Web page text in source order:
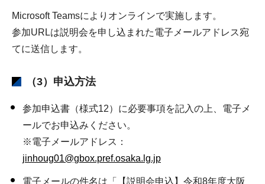
Microsoft Teamsによりオンラインで実施します。
参加URLは説明会を申し込まれた電子メールアドレス宛
てに送信します。
（3）申込方法
参加申込書（様式12）に必要事項を記入の上、電子メ
ールでお申込みください。
※電子メールアドレス：
jinhoug01@gbox.pref.osaka.lg.jp
電子メールの件名は「【説明会申込】令和8年度大阪